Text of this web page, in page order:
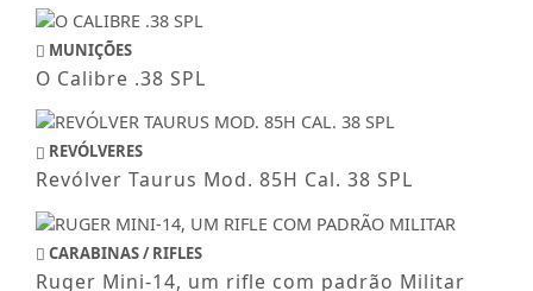
MUNIÇÕES
O Calibre .38 SPL
REVÓLVERES
Revólver Taurus Mod. 85H Cal. 38 SPL
CARABINAS / RIFLES
Ruger Mini-14, um rifle com padrão Militar